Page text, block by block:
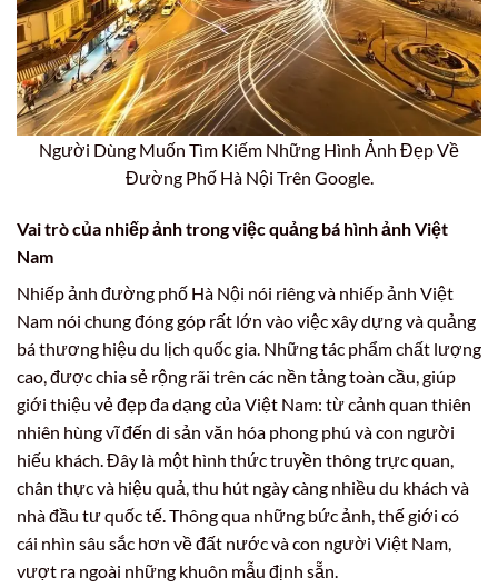
Người Dùng Muốn Tìm Kiếm Những Hình Ảnh Đẹp Về
Đường Phố Hà Nội Trên Google.
Vai trò của nhiếp ảnh trong việc quảng bá hình ảnh Việt
Nam
Nhiếp ảnh đường phố Hà Nội nói riêng và nhiếp ảnh Việt
Nam nói chung đóng góp rất lớn vào việc xây dựng và quảng
bá thương hiệu du lịch quốc gia. Những tác phẩm chất lượng
cao, được chia sẻ rộng rãi trên các nền tảng toàn cầu, giúp
giới thiệu vẻ đẹp đa dạng của Việt Nam: từ cảnh quan thiên
nhiên hùng vĩ đến di sản văn hóa phong phú và con người
hiếu khách. Đây là một hình thức truyền thông trực quan,
chân thực và hiệu quả, thu hút ngày càng nhiều du khách và
nhà đầu tư quốc tế. Thông qua những bức ảnh, thế giới có
cái nhìn sâu sắc hơn về đất nước và con người Việt Nam,
vượt ra ngoài những khuôn mẫu định sẵn.